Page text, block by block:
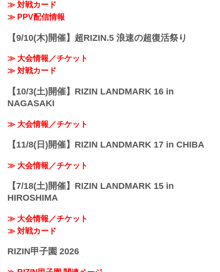
≫ 対戦カード
≫ PPV配信情報
【9/10(木)開催】超RIZIN.5 浪速の超復活祭り
≫ 大会情報／チケット
≫ 対戦カード
【10/3(土)開催】RIZIN LANDMARK 16 in
NAGASAKI
≫ 大会情報／チケット
【11/8(日)開催】RIZIN LANDMARK 17 in CHIBA
≫ 大会情報／チケット
【7/18(土)開催】RIZIN LANDMARK 15 in
HIROSHIMA
≫ 大会情報／チケット
≫ 対戦カード
RIZIN甲子園 2026